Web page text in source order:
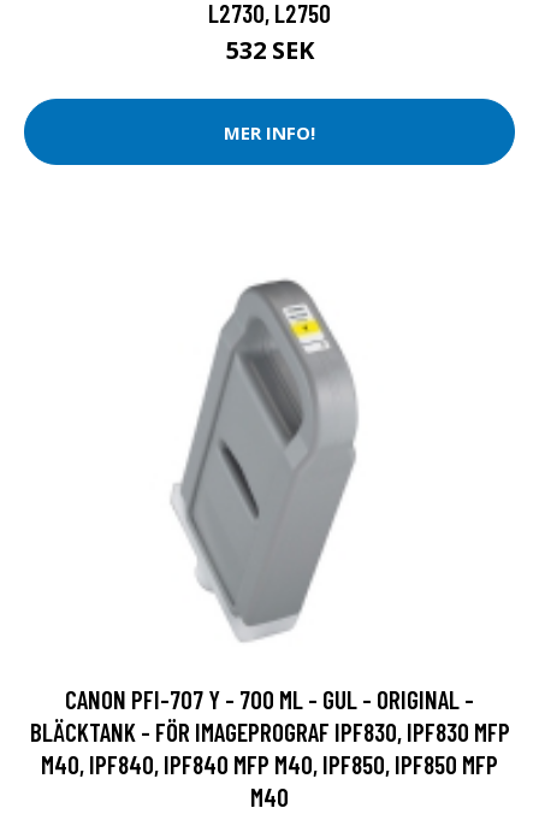
L2730, L2750
532 SEK
MER INFO!
CANON PFI-707 Y - 700 ML - GUL - ORIGINAL -
BLÄCKTANK - FÖR IMAGEPROGRAF IPF830, IPF830 MFP
M40, IPF840, IPF840 MFP M40, IPF850, IPF850 MFP
M40